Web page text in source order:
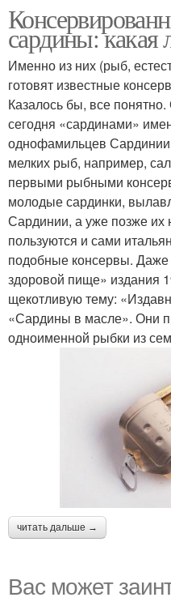
сардины: какая
Именно из них (рыб,
готовят известные
Казалось бы, все
сегодня «сардинами»
однофамильцев
мелких рыб, например,
первыми рыбными
молодые сардинки,
Сардинии, а уже позже их
пользуются и сами
подобные консервы. Даже
здоровой пище» издания
щекотливую тему:
«Сардины в масле». Они
одноименной рыбки из
читать дальше →
Вас может